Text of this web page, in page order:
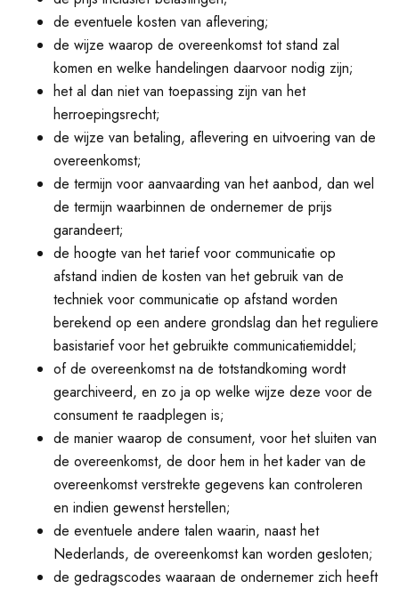
de eventuele kosten van aflevering;
de wijze waarop de overeenkomst tot stand zal
komen en welke handelingen daarvoor nodig zijn;
het al dan niet van toepassing zijn van het
herroepingsrecht;
de wijze van betaling, aflevering en uitvoering van de
overeenkomst;
de termijn voor aanvaarding van het aanbod, dan wel
de termijn waarbinnen de ondernemer de prijs
garandeert;
de hoogte van het tarief voor communicatie op
afstand indien de kosten van het gebruik van de
techniek voor communicatie op afstand worden
berekend op een andere grondslag dan het reguliere
basistarief voor het gebruikte communicatiemiddel;
of de overeenkomst na de totstandkoming wordt
gearchiveerd, en zo ja op welke wijze deze voor de
consument te raadplegen is;
de manier waarop de consument, voor het sluiten van
de overeenkomst, de door hem in het kader van de
overeenkomst verstrekte gegevens kan controleren
en indien gewenst herstellen;
de eventuele andere talen waarin, naast het
Nederlands, de overeenkomst kan worden gesloten;
de gedragscodes waaraan de ondernemer zich heeft